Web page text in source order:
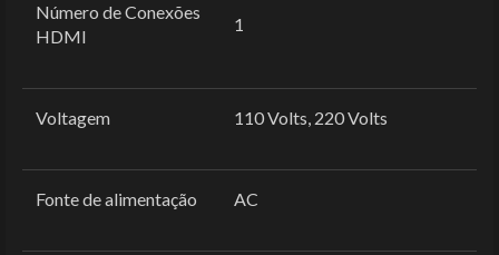
Número de Conexões
HDMI
‎1
Voltagem ‎110 Volts, 220 Volts
Fonte de alimentação ‎AC